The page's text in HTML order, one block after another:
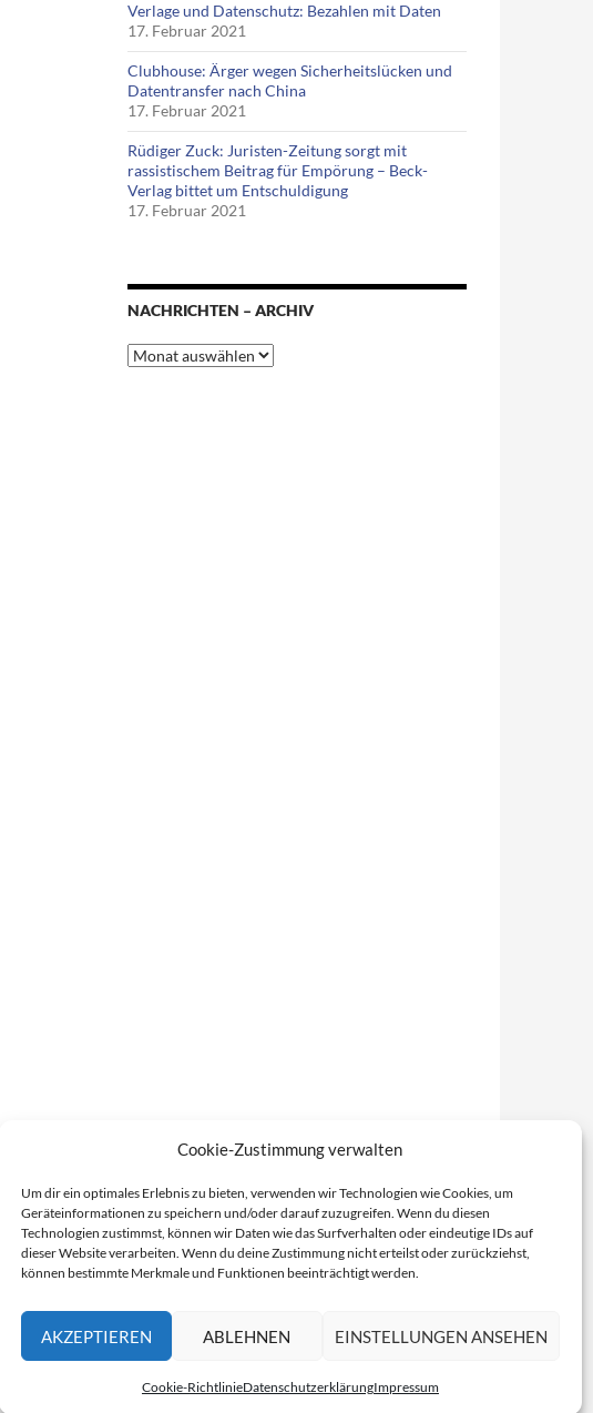
Cookie-Zustimmung verwalten
Um dir ein optimales Erlebnis zu bieten, verwenden wir Technologien wie Cookies, um
Geräteinformationen zu speichern und/oder darauf zuzugreifen. Wenn du diesen
Technologien zustimmst, können wir Daten wie das Surfverhalten oder eindeutige IDs auf
dieser Website verarbeiten. Wenn du deine Zustimmung nicht erteilst oder zurückziehst,
können bestimmte Merkmale und Funktionen beeinträchtigt werden.
AKZEPTIEREN ABLEHNEN EINSTELLUNGEN ANSEHEN
Cookie-RichtlinieDatenschutzerklärungImpressum
Verlage und Datenschutz: Bezahlen mit Daten
17. Februar 2021
Clubhouse: Ärger wegen Sicherheitslücken und
Datentransfer nach China
17. Februar 2021
Rüdiger Zuck: Juristen-Zeitung sorgt mit
rassistischem Beitrag für Empörung – Beck-
Verlag bittet um Entschuldigung
17. Februar 2021
NACHRICHTEN – ARCHIV
Nachrichten
–